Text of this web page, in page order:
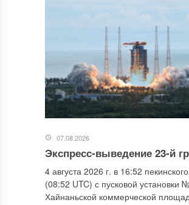
07.08.2026
Экспресс-выведение 23-й
4 августа 2026 г. в 16:52
(08:52 UTC) с пусковой установки
Хайнаньской коммерческой